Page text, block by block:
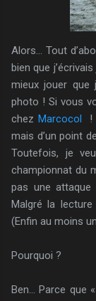
Alors… Tout
bien que
mieux jouer que
photo ! Si vous
chez Marcocol
!
mais d’un point
Toutefois, je
championnat du
pas une attaque
Malgré la
(Enfin au moins
Pourquoi ?
Ben… Parce que